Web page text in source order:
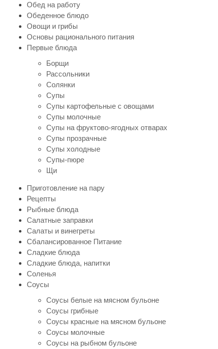
Обед на работу
Обеденное блюдо
Овощи и грибы
Основы рационального питания
Первые блюда
Борщи
Рассольники
Солянки
Супы
Супы картофельные с овощами
Супы молочные
Супы на фруктово-ягодных отварах
Супы прозрачные
Супы холодные
Супы-пюре
Щи
Приготовление на пару
Рецепты
Рыбные блюда
Салатные заправки
Салаты и винегреты
Сбалансированное Питание
Сладкие блюда
Сладкие блюда, напитки
Соленья
Соусы
Соусы белые на мясном бульоне
Соусы грибные
Соусы красные на мясном бульоне
Соусы молочные
Соусы на рыбном бульоне